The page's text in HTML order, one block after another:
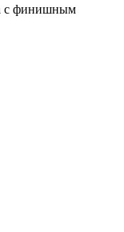
с финишным